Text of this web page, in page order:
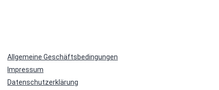
Allgemeine Geschäftsbedingungen
Impressum
Datenschutzerklärung